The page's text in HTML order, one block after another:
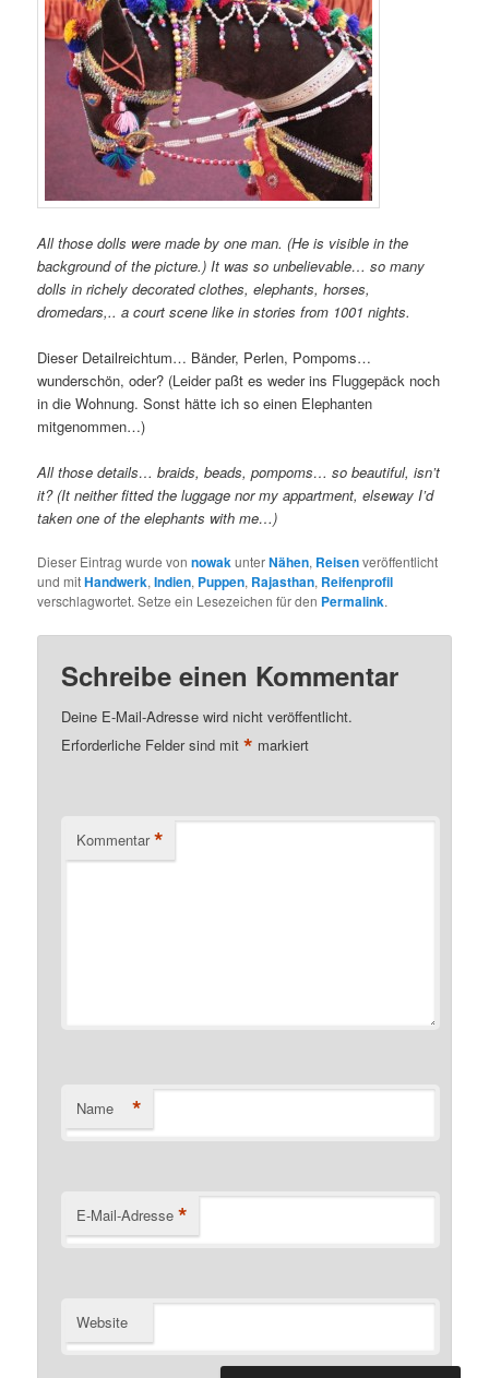
All those dolls were made by one man. (He is visible in the
background of the picture.) It was so unbelievable… so many
dolls in richely decorated clothes, elephants, horses,
dromedars,.. a court scene like in stories from 1001 nights.
Dieser Detailreichtum… Bänder, Perlen, Pompoms…
wunderschön, oder? (Leider paßt es weder ins Fluggepäck noch
in die Wohnung. Sonst hätte ich so einen Elephanten
mitgenommen…)
All those details… braids, beads, pompoms… so beautiful, isn’t
it? (It neither fitted the luggage nor my appartment, elseway I’d
taken one of the elephants with me…)
Dieser Eintrag wurde vonnowakunterNähen, Reisenveröffentlicht
und mitHandwerk,Indien, Puppen, Rajasthan, Reifenprofil
verschlagwortet. Setze ein Lesezeichen für den Permalink.
Schreibe einen Kommentar
Deine E-Mail-Adresse wird nicht veröffentlicht.
Erforderliche Felder sind mit* markiert
Kommentar *
Name *
E-Mail-Adresse *
Website